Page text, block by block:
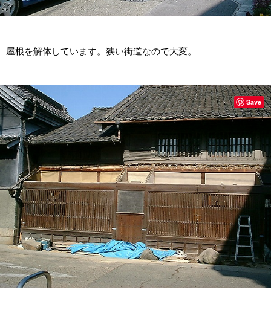
屋根を解体しています。狭い街道なので大変。
Save